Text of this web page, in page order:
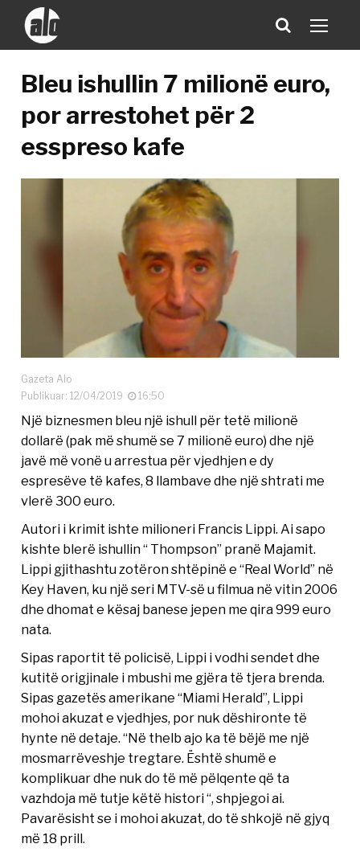
Bleu ishullin 7 milionë euro,
por arrestohet për 2
esspreso kafe
Gazeta Alo
Publikuar: 12/04/2019
16:50
Një biznesmen bleu një ishull për tetë milionë
dollarë (pak më shumë se 7 milionë euro) dhe një
javë më vonë u arrestua për vjedhjen e dy
espresëve të kafes, 8 llambave dhe një shtrati me
vlerë 300 euro.
Autori i krimit ishte milioneri Francis Lippi. Ai sapo
kishte blerë ishullin “ Thompson” pranë Majamit.
Lippi gjithashtu zotëron shtëpinë e “Real World” në
Key Haven, ku një seri MTV-së u filmua në vitin 2006
dhe dhomat e kësaj banese jepen me qira 999 euro
nata.
Sipas raportit të policisë, Lippi i vodhi sendet dhe
kutitë origjinale i mbushi me gjëra të tjera brenda.
Sipas gazetës amerikane “Miami Herald”, Lippi
mohoi akuzat e vjedhjes, por nuk dëshironte të
hynte në detaje. “Në thelb ajo ka të bëjë me një
mosmarrëveshje tregtare. Është shumë e
komplikuar dhe nuk do të më pëlqente që ta
vazhdoja më tutje këtë histori “, shpjegoi ai.
Pavarësisht se i mohoi akuzat, do të shkojë në gjyq
më 18 prill.